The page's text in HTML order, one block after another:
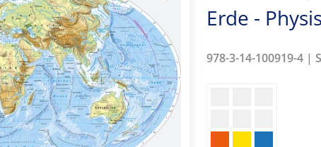
Erde -
978-3-14-100919-4 |